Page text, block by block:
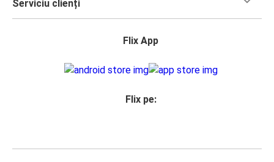
Serviciu clienți
Flix App
Flix pe: